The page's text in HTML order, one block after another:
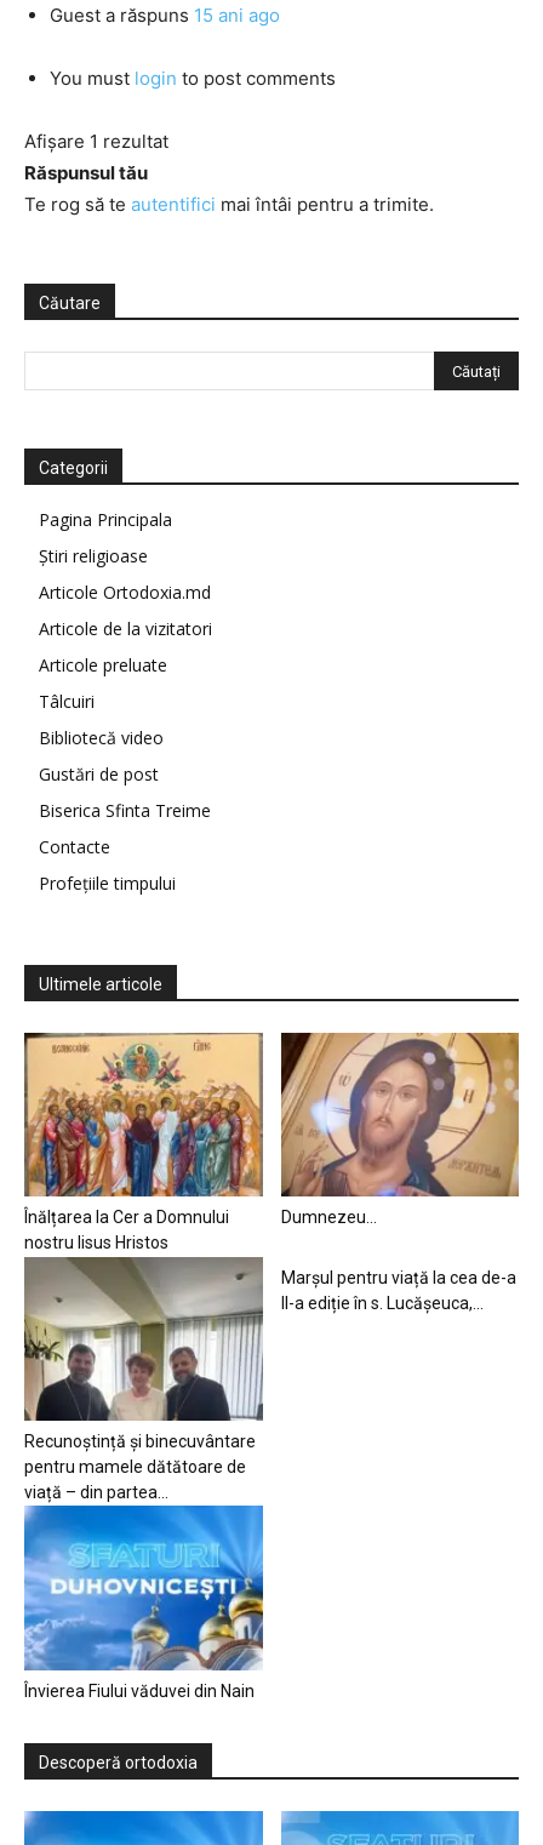
Guest a răspuns 15 ani ago
You must login to post comments
Afișare 1 rezultat
Răspunsul tău
Te rog să te autentifici mai întâi pentru a trimite.
Căutare
Categorii
Pagina Principala
Știri religioase
Articole Ortodoxia.md
Articole de la vizitatori
Articole preluate
Tâlcuiri
Bibliotecă video
Gustări de post
Biserica Sfinta Treime
Contacte
Profețiile timpului
Ultimele articole
Înălțarea la Cer a Domnului
nostru Iisus Hristos
Dumnezeu…
Recunoștință și binecuvântare
pentru mamele dătătoare de
viață – din partea...
Marșul pentru viață la cea de-a
II-a ediție în s. Lucășeuca,...
Învierea Fiului văduvei din Nain
Descoperă ortodoxia